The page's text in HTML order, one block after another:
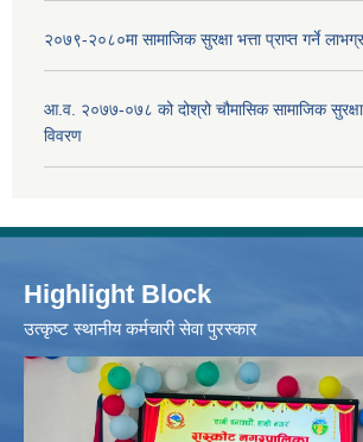
२०७९-२०८०मा सामाजिक सुरक्षा भत्ता प्राप्त गर्ने
आ.व. २०७७-०७८ को दोश्रो चौमासिक सामाजिक सुरक्षा
विवरण
Highlight Block
उत्‍कृष्ट स्थानीय कर्मचारी सेवा पुरस्कार